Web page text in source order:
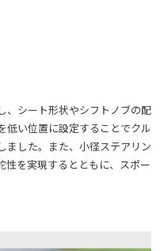
、シート形状やシフトノブの配
低い位置に設定することでクル
ました。また、小径ステアリン
性を実現するとともに、スポー